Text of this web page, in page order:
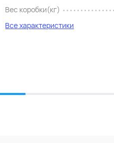
Вес коробки(кг)
Все характеристики